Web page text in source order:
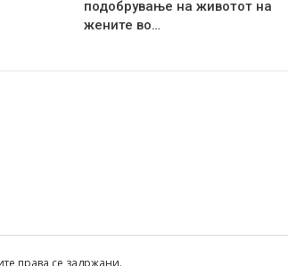
подобрување на животот на
жените во…
права се задржани.